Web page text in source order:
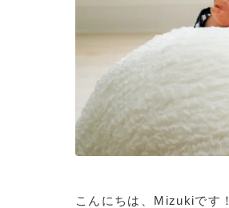
こんにちは、Mizukiです！